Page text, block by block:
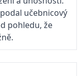
učebnicový
pohledu, že